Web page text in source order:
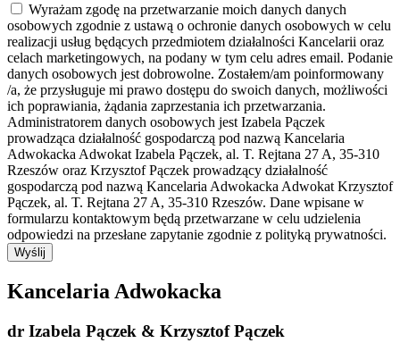
Wyrażam zgodę na przetwarzanie moich danych danych
osobowych zgodnie z ustawą o ochronie danych osobowych w celu
realizacji usług będących przedmiotem działalności Kancelarii oraz
celach marketingowych, na podany w tym celu adres email. Podanie
danych osobowych jest dobrowolne. Zostałem/am poinformowany
/a, że przysługuje mi prawo dostępu do swoich danych, możliwości
ich poprawiania, żądania zaprzestania ich przetwarzania.
Administratorem danych osobowych jest Izabela Pączek
prowadząca działalność gospodarczą pod nazwą Kancelaria
Adwokacka Adwokat Izabela Pączek, al. T. Rejtana 27 A, 35-310
Rzeszów oraz Krzysztof Pączek prowadzący działalność
gospodarczą pod nazwą Kancelaria Adwokacka Adwokat Krzysztof
Pączek, al. T. Rejtana 27 A, 35-310 Rzeszów. Dane wpisane w
formularzu kontaktowym będą przetwarzane w celu udzielenia
odpowiedzi na przesłane zapytanie zgodnie z polityką prywatności.
Wyślij
Kancelaria Adwokacka
dr Izabela Pączek & Krzysztof Pączek